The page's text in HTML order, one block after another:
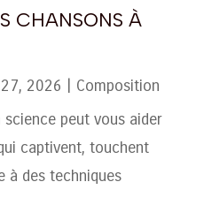
CHANSONS À
2026 | Composition
peut vous aider
captivent, touchent
à des techniques